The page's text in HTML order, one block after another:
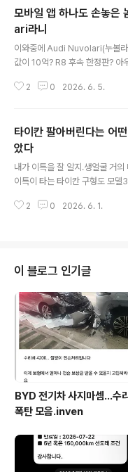
모바일 앱 하나도 손놓
ari라니
이와중에 Audi Nuvolari(누볼라
값이 10억? R8 후속 한정판? 아
못하는 놈들이, V8 하이브리드가
도 통신모듈 오류 나고마이아우
각임? "마이아우디 쇄신하겠다"
다"이런 말 한번 조차 못함? 이
진성 오너로서더 험한 말 나올 거
중해야 하는지 전혀 감을 못잡
-mediacenter.com/en/
2 0 2026. 6. 5.
타이칸 팔아버린다는 어
았다
내가 이특을 잘 알지.생얼굴 거
이특이 타는 타이칸 구형도 모델
한데,진짜 공짜로 차 얻어타는 앰
형 뽑았다는데, (일단 본인명의로
근에 사고가 난 듯.수리비 1천만
차량 사고났으니,그냥 팔아버린
타깝지만,포르쉐는 나랑 안맞는
았던 엠베서더가 할 말임? 차는
재수 없..
2 0 2026. 6. 1.
이 블로그 인기글
BYD 전기차 사지마셈...수
폭탄 모음.inven